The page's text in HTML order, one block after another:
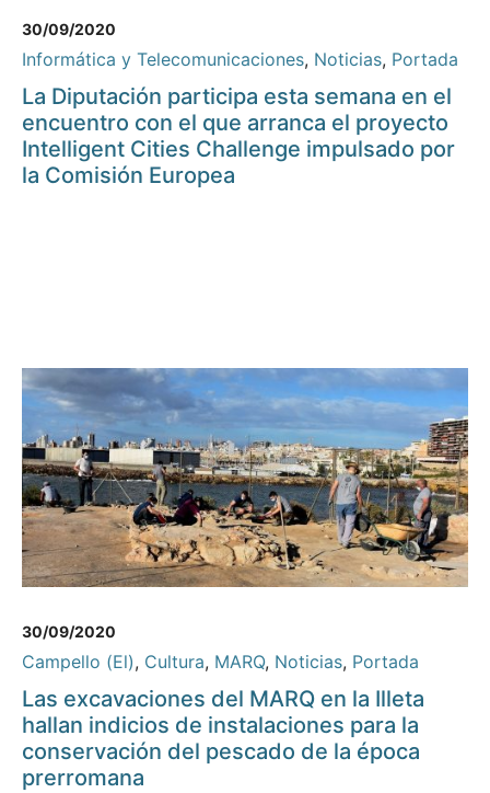
30/09/2020
Informática y Telecomunicaciones, Noticias, Portada
La Diputación participa esta semana en el
encuentro con el que arranca el proyecto
Intelligent Cities Challenge impulsado por
la Comisión Europea
30/09/2020
Campello (El), Cultura, MARQ, Noticias, Portada
Las excavaciones del MARQ en la Illeta
hallan indicios de instalaciones para la
conservación del pescado de la época
prerromana